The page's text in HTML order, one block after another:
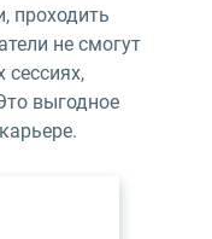
проходить
не смогут
выгодное